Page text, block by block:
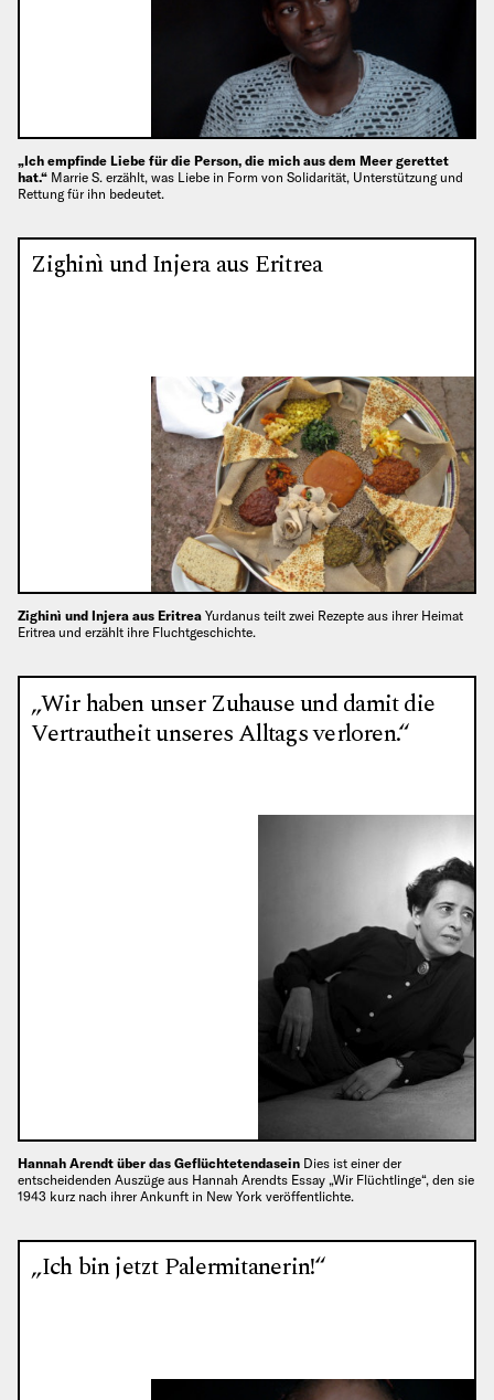
„Ich empfinde Liebe für die Person, die mich aus dem Meer gerettet
hat.“ Marrie S. erzählt, was Liebe in Form von Solidarität, Unterstützung und
Rettung für ihn bedeutet.
Zighinì und Injera aus Eritrea
Zighinì und Injera aus Eritrea Yurdanus teilt zwei Rezepte aus ihrer Heimat
Eritrea und erzählt ihre Fluchtgeschichte.
„Wir haben unser Zuhause und damit die
Vertrautheit unseres Alltags verloren.“
Hannah Arendt über das Geflüchtetendasein Dies ist einer der
entscheidenden Auszüge aus Hannah Arendts Essay „Wir Flüchtlinge“, den sie
1943 kurz nach ihrer Ankunft in New York veröffentlichte.
„Ich bin jetzt Palermitanerin!“